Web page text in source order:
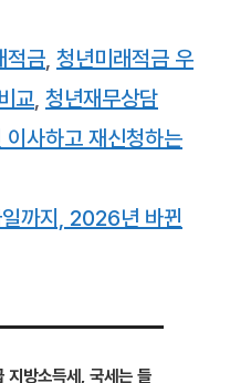
적금, 청년미래적금 우
교, 청년재무상담
사하고 재신청하는
까지, 2026년 바뀐
지방소득세, 국세는 들